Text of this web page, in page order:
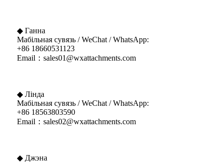
◆ Ганна
Мабільная сувязь / WeChat / WhatsApp:
+86 18660531123
Email：sales01@wxattachments.com
◆ Лінда
Мабільная сувязь / WeChat / WhatsApp:
+86 18563803590
Email：sales02@wxattachments.com
◆ Джэна